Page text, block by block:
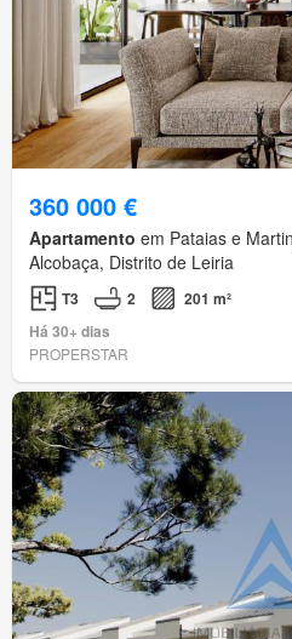
360 000 €
Apartamento em Pataias e
Alcobaça, Distrito de Leiria
T3 2
201 m²
Há 30+ dias
PROPERSTAR